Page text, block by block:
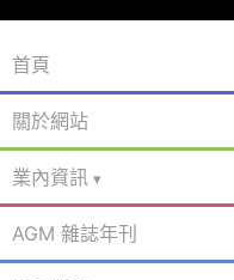
首頁
關於網站
業內資訊
AGM 雜誌年刊